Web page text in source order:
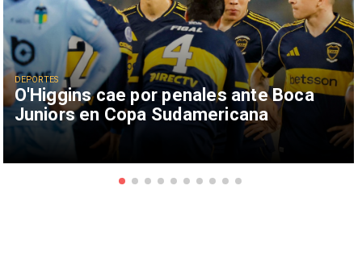
O'Higgins cae por penales ante Boca
Juniors en Copa Sudamericana
DEPORTES